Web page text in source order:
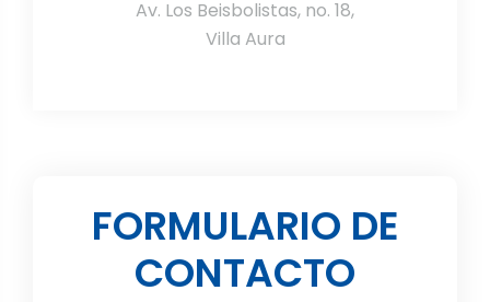
Av. Los Beisbolistas, no. 18,
Villa Aura
FORMULARIO DE
CONTACTO